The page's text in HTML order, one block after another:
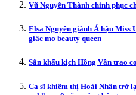
Vũ Nguyên Thành chinh phục
Elsa Nguyễn giành Á hậu Miss
giấc mơ beauty queen
Sân khấu kịch Hồng Vân trao
Ca sĩ khiếm thị Hoài Nhân trở